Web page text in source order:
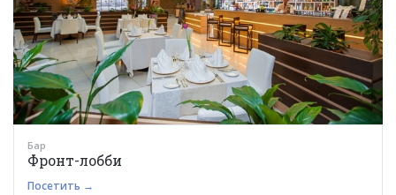
Бар
Фронт-лобби
Посетить →